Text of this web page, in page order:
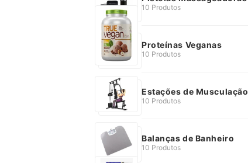
10 Produtos
Proteínas Veganas
10 Produtos
Estações de Musculação
10 Produtos
Balanças de Banheiro
10 Produtos